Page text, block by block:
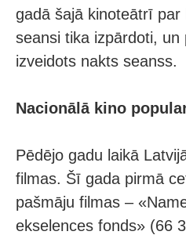
gadā šajā kinoteātrī par
seansi tika izpārdoti,
izveidots nakts seanss.
Nacionālā kino
Pēdējo gadu laikā
filmas. Šī gada pirmā
pašmāju filmas –
ekselences fonds» (66